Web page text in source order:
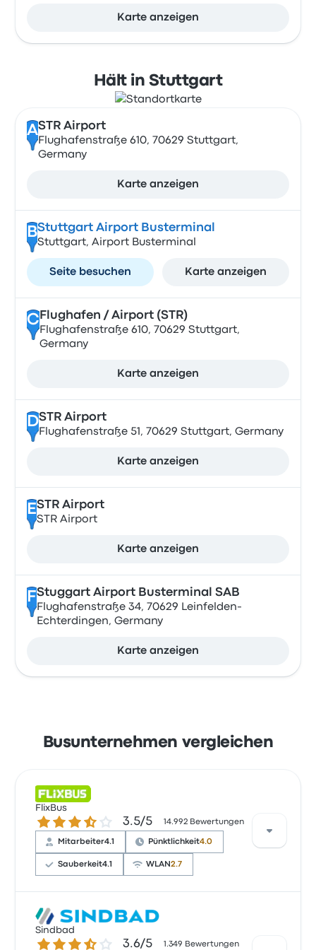
Karte anzeigen
Hält in Stuttgart
ASTR Airport
Flughafenstraße 610, 70629 Stuttgart,
Germany
Karte anzeigen
BStuttgart Airport Busterminal
Stuttgart, Airport Busterminal
Seite besuchen Karte anzeigen
CFlughafen / Airport (STR)
Flughafenstraße 610, 70629 Stuttgart,
Germany
Karte anzeigen
DSTR Airport
Flughafenstraße 51, 70629 Stuttgart, Germany
Karte anzeigen
ESTR Airport
STR Airport
Karte anzeigen
FStuggart Airport Busterminal SAB
Flughafenstraße 34, 70629 Leinfelden-
Echterdingen, Germany
Karte anzeigen
Busunternehmen vergleichen
FlixBus
3.5 von 5 Sternen3.5/5 14.992 Bewertungen
Mitarbeiter4.1 Pünktlichkeit4.0
Sauberkeit4.1 WLAN2.7
Basierend auf 14992 Bewertungen wurde das
Unternehmen auf Busbud mit 3.5 Sternen bewertet.
Reisende waren besonders zufrieden mit der
Sindbad
3.6 von 5 Sternen3.6/5 1.349 Bewertungen